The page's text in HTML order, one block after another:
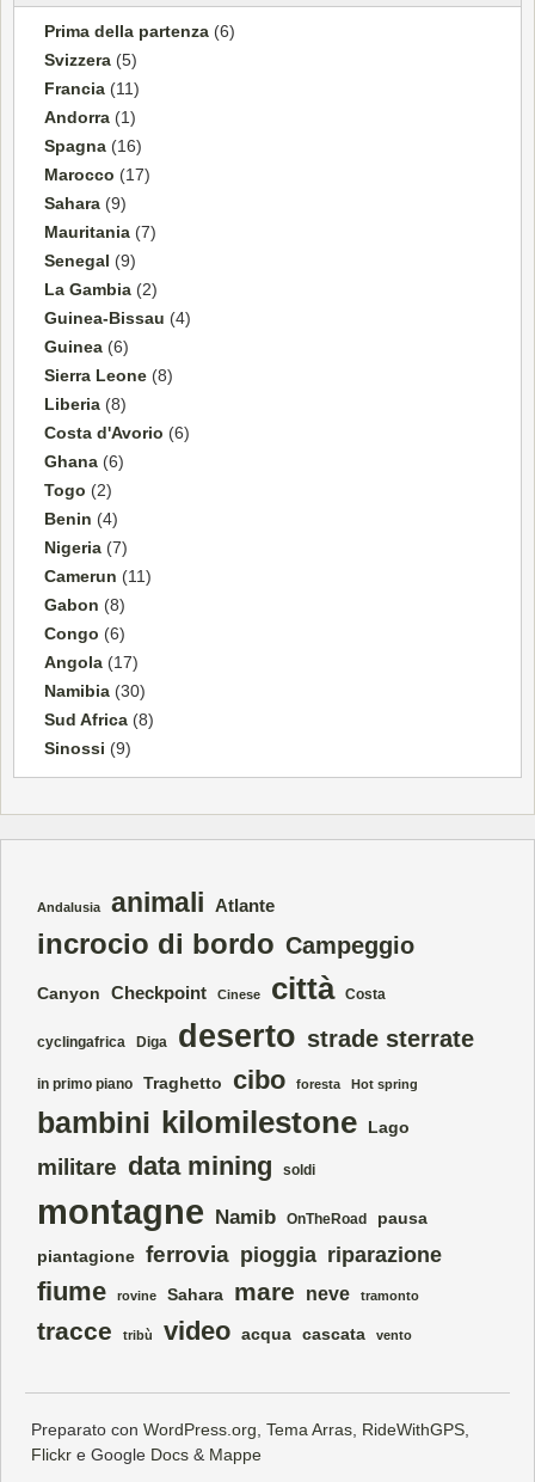
Prima della partenza (6)
Svizzera (5)
Francia (11)
Andorra (1)
Spagna (16)
Marocco (17)
Sahara (9)
Mauritania (7)
Senegal (9)
La Gambia (2)
Guinea-Bissau (4)
Guinea (6)
Sierra Leone (8)
Liberia (8)
Costa d'Avorio (6)
Ghana (6)
Togo (2)
Benin (4)
Nigeria (7)
Camerun (11)
Gabon (8)
Congo (6)
Angola (17)
Namibia (30)
Sud Africa (8)
Sinossi (9)
Andalusia animali Atlante
incrocio di bordo Campeggio
Canyon Checkpoint Cinese città Costa
cyclingafrica Diga deserto strade sterrate
in primo piano Traghetto cibo foresta Hot spring
bambini kilomilestone Lago
militare data mining soldi
montagne Namib OnTheRoad pausa
piantagione ferrovia pioggia riparazione
fiume rovine Sahara mare neve tramonto
tracce tribù video acqua cascata vento
Preparato con WordPress.org Tema Arras RideWithGPS
Flickr e Google Docs & Mappe